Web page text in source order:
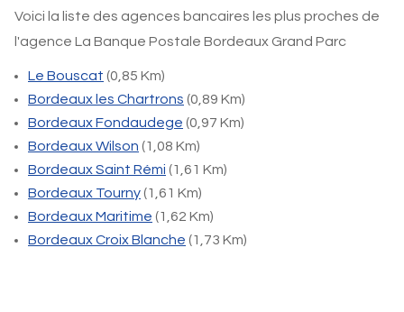
Voici la liste des agences bancaires les plus proches de
l'agence La Banque Postale Bordeaux Grand Parc
Le Bouscat (0,85 Km)
Bordeaux les Chartrons (0,89 Km)
Bordeaux Fondaudege (0,97 Km)
Bordeaux Wilson (1,08 Km)
Bordeaux Saint Rémi (1,61 Km)
Bordeaux Tourny(1,61 Km)
Bordeaux Maritime (1,62 Km)
Bordeaux Croix Blanche (1,73 Km)